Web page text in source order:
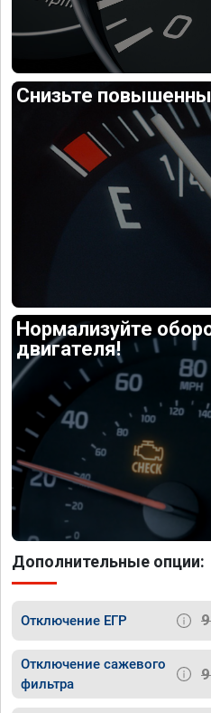
Снизьте
Нормализуйте
двигателя!
Дополнительные опции:
Отключение ЕГР
Отключение сажевого
фильтра